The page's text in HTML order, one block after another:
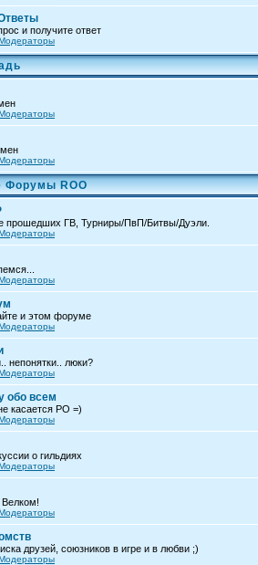
и получите ответ
Форумы ROO
прошедших ГВ, Турниры/ПвП/Битвы/Дуэли.
и этом форуме
непонятки.. люки?
обо всем
каcается РО =)
о гильдиях
друзей, союзников в игре и в любви ;)